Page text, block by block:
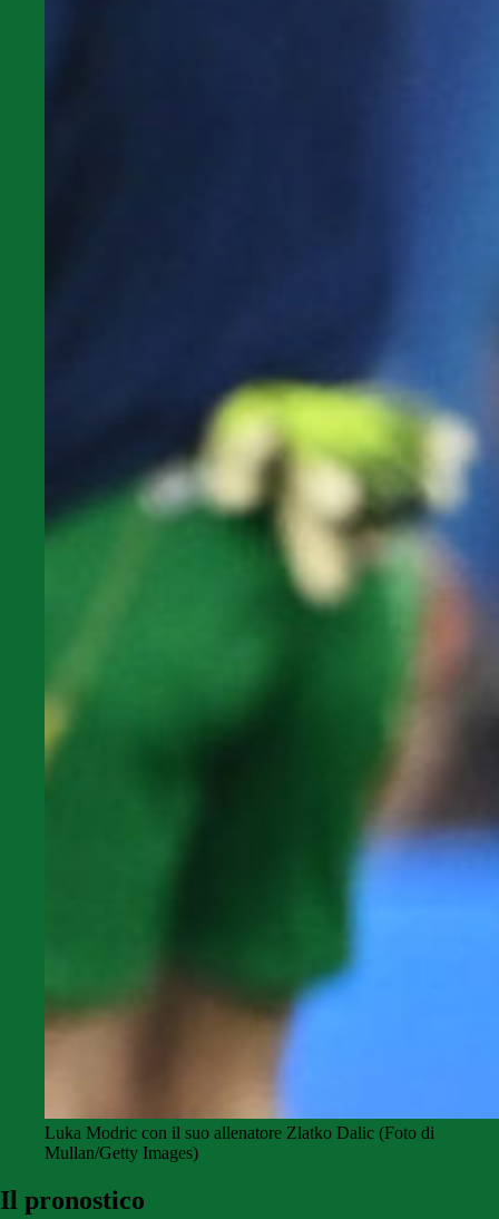
Luka Modric con il suo allenatore Zlatko Dalic (Foto di
Mullan/Getty Images)
Il pronostico